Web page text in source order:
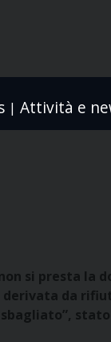
| Attività e
si presta la
da